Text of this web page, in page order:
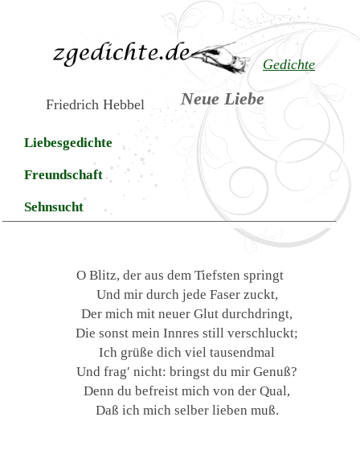
Gedichte
Neue Liebe
Friedrich Hebbel
Liebesgedichte
Freundschaft
Sehnsucht
O Blitz, der aus dem Tiefsten springt
Und mir durch jede Faser zuckt,
Der mich mit neuer Glut durchdringt,
Die sonst mein Innres still verschluckt;
Ich grüße dich viel tausendmal
Und frag′ nicht: bringst du mir Genuß?
Denn du befreist mich von der Qual,
Daß ich mich selber lieben muß.